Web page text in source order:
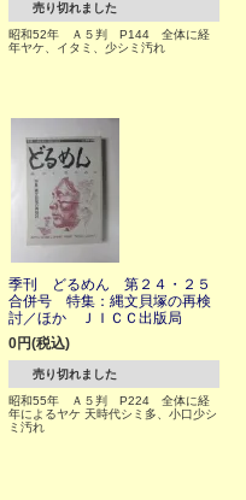
売り切れました
昭和52年 Ａ５判 P144 全体に経
年ヤケ、イタミ、少シミ汚れ
季刊 どるめん 第２４・２５
合併号 特集：縄文貝塚の再検
討／ほか ＪＩＣＣ出版局
0円(税込)
売り切れました
昭和55年 Ａ５判 P224 全体に経
年によるヤケ 天時代シミ多、小口少シ
ミ汚れ